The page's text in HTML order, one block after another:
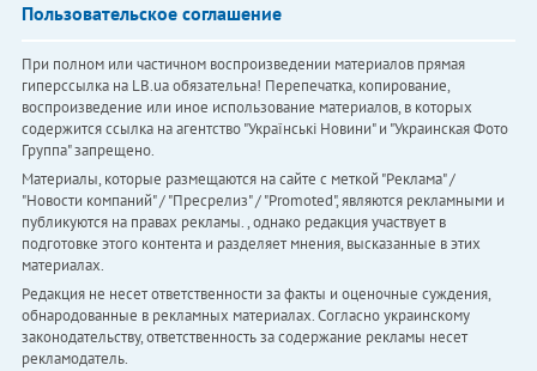
Пользовательское соглашение
При полном или частичном воспроизведении материалов прямая
гиперссылка на LB.ua обязательна! Перепечатка, копирование,
воспроизведение или иное использование материалов, в которых
содержится ссылка на агентство "Українськi Новини" и "Украинская Фото
Группа" запрещено.
Материалы, которые размещаются на сайте с меткой "Реклама" /
"Новости компаний" / "Пресрелиз" / "Promoted", являются рекламными и
публикуются на правах рекламы. , однако редакция участвует в
подготовке этого контента и разделяет мнения, высказанные в этих
материалах.
Редакция не несет ответственности за факты и оценочные суждения,
обнародованные в рекламных материалах. Согласно украинскому
законодательству, ответственность за содержание рекламы несет
рекламодатель.